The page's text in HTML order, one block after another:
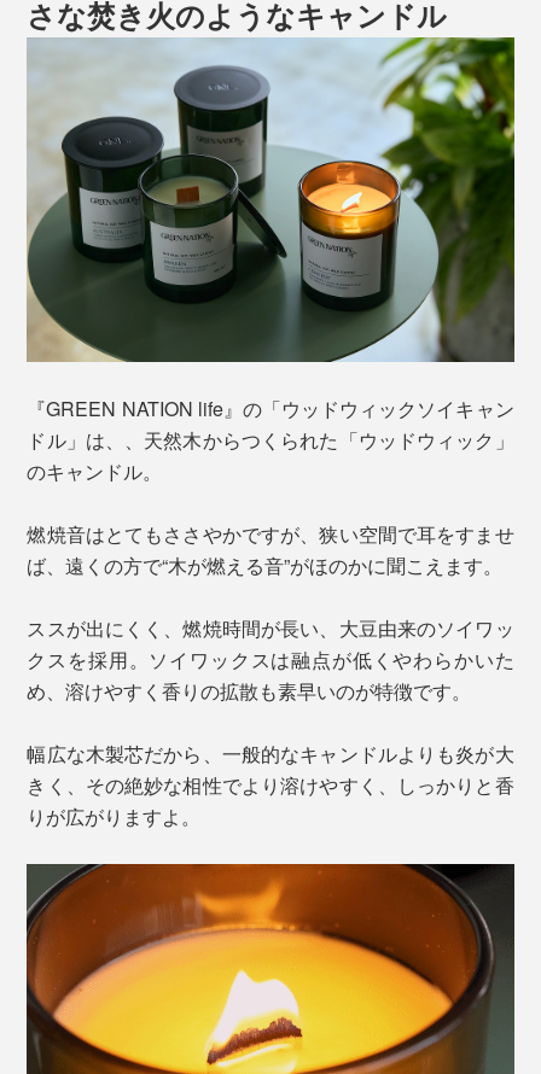
さな焚き火のようなキャンドル
『GREEN NATION life』の「ウッドウィックソイキャン
ドル」は、、天然木からつくられた「ウッドウィック」
のキャンドル。
燃焼音はとてもささやかですが、狭い空間で耳をすませ
ば、遠くの方で“木が燃える音”がほのかに聞こえます。
ススが出にくく、燃焼時間が長い、大豆由来のソイワッ
クスを採用。ソイワックスは融点が低くやわらかいた
め、溶けやすく香りの拡散も素早いのが特徴です。
幅広な木製芯だから、一般的なキャンドルよりも炎が大
きく、その絶妙な相性でより溶けやすく、しっかりと香
りが広がりますよ。